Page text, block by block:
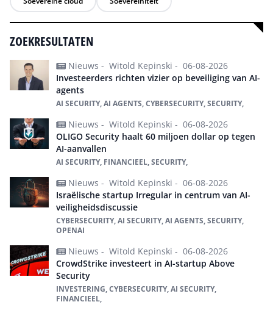
ZOEKRESULTATEN
Nieuws - Witold Kepinski - 06-08-2026
Investeerders richten vizier op beveiliging van AI-
agents
AI SECURITY, AI AGENTS, CYBERSECURITY, SECURITY,
Nieuws - Witold Kepinski - 06-08-2026
OLIGO Security haalt 60 miljoen dollar op tegen
AI-aanvallen
AI SECURITY, FINANCIEEL, SECURITY,
Nieuws - Witold Kepinski - 06-08-2026
Israëlische startup Irregular in centrum van AI-
veiligheidsdiscussie
CYBERSECURITY, AI SECURITY, AI AGENTS, SECURITY,
OPENAI
Nieuws - Witold Kepinski - 06-08-2026
CrowdStrike investeert in AI-startup Above
Security
INVESTERING, CYBERSECURITY, AI SECURITY,
FINANCIEEL,